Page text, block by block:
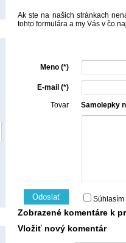
Ak ste na našich stránkach
tohto formulára a my Vás v čo
Meno (*)
E-mail (*)
Tovar Samolepky
Odoslať
Zobrazené komentáre k
Vložiť nový komentár